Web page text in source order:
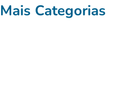
Mais Categorias